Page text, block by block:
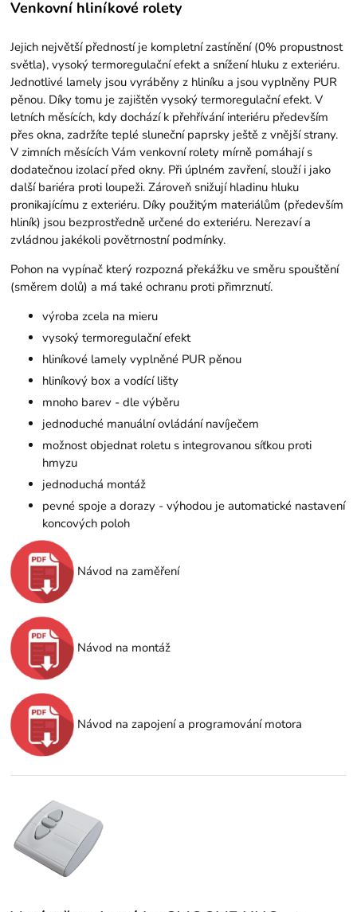
Venkovní hliníkové rolety
Jejich největší předností je kompletní zastínění (0% propustnost
světla), vysoký termoregulační efekt a snížení hluku z exteriéru.
Jednotlivé lamely jsou vyráběny z hliníku a jsou vyplněny PUR
pěnou. Díky tomu je zajištěn vysoký termoregulační efekt. V
letních měsících, kdy dochází k přehřívání interiéru především
přes okna, zadržíte teplé sluneční paprsky ještě z vnější strany.
V zimních měsících Vám venkovní rolety mírně pomáhají s
dodatečnou izolací před okny. Při úplném zavření, slouží i jako
další bariéra proti loupeži. Zároveň snižují hladinu hluku
pronikajícímu z exteriéru. Díky použitým materiálům (především
hliník) jsou bezprostředně určené do exteriéru. Nerezaví a
zvládnou jakékoli povětrnostní podmínky.
Pohon na vypínač který rozpozná překážku ve směru spouštění
(směrem dolů) a má také ochranu proti přimrznutí.
výroba zcela na mieru
vysoký termoregulační efekt
hliníkové lamely vyplněné PUR pěnou
hliníkový box a vodící lišty
mnoho barev - dle výběru
jednoduché manuální ovládání navíječem
možnost objednat roletu s integrovanou síťkou proti
hmyzu
jednoduchá montáž
pevné spoje a dorazy - výhodou je automatické nastavení
koncových poloh
Návod na zaměření
Návod na montáž
Návod na zapojení a programování motora